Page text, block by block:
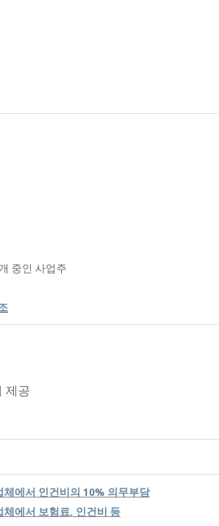
중인 사업주
제공
체에서 인건비의 10% 의무부담
체에서 보험료, 인건비 등